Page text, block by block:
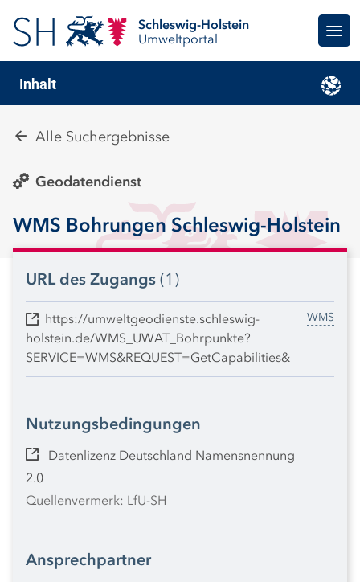
Schleswig-Holstein
Umweltportal
Alle Suchergebnisse
Geodatendienst
WMS Bohrungen Schleswig-Holstein
Inhalt
URL des Zugangs (1)
WMS
https://umweltgeodienste.schleswig-
holstein.de/WMS_UWAT_Bohrpunkte?
SERVICE=WMS&REQUEST=GetCapabilities&
Nutzungsbedingungen
Datenlizenz Deutschland Namensnennung
2.0
Quellenvermerk: LfU-SH
Ansprechpartner